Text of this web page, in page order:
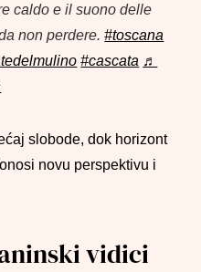
caldo e il suono delle
non perdere.#toscana
#cascata ♬
slobode, dok horizont
novu perspektivu i
vidici